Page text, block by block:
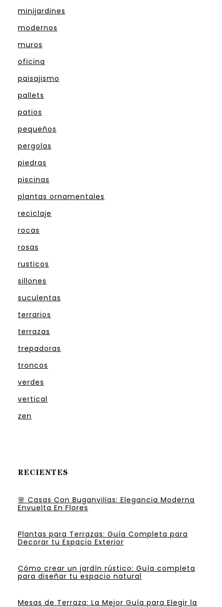
minijardines
modernos
muros
oficina
paisajismo
pallets
patios
pequeños
pergolas
piedras
piscinas
plantas ornamentales
reciclaje
rocas
rosas
rusticos
sillones
suculentas
terrarios
terrazas
trepadoras
troncos
verdes
vertical
zen
RECIENTES
🌸 Casas Con Buganvilias: Elegancia Moderna
Envuelta En Flores
Plantas para Terrazas: Guía Completa para
Decorar tu Espacio Exterior
Cómo crear un jardín rústico: Guía completa
para diseñar tu espacio natural
Mesas de Terraza: La Mejor Guía para Elegir la